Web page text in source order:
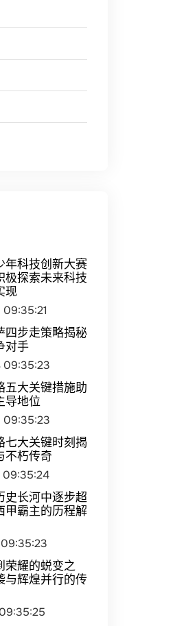
年科技创新大赛
极探索未来科技
现
四步走策略揭秘
对手
五大关键措施助
导地位
七大关键时刻揭
不朽传奇
史长河中逐步超
甲霸主的历程解
荣耀的蜕变之
与辉煌并行的传